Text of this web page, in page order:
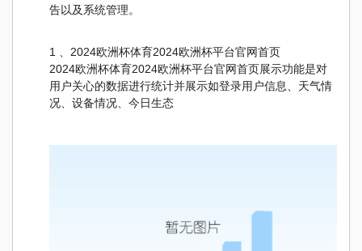
告以及系统管理。
1 、2024欧洲杯体育2024欧洲杯平台官网首页
2024欧洲杯体育2024欧洲杯平台官网首页展示功能是对
用户关心的数据进行统计并展示如登录用户信息、天气情
况、设备情况、今日生态